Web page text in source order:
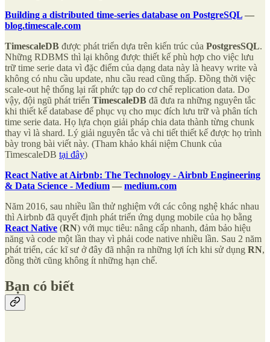
Building a distributed time-series database on PostgreSQL —
blog.timescale.com
TimescaleDB được phát triển dựa trên kiến trúc của PostgresSQL.
Những RDBMS thì lại không được thiết kế phù hợp cho việc lưu
trữ time serie data vì đặc điểm của dạng data này là heavy write và
không có nhu cầu update, nhu cầu read cũng thấp. Đồng thời việc
scale-out hệ thống lại rất phức tạp do cơ chế replication data. Do
vậy, đội ngũ phát triển TimescaleDB đã đưa ra những nguyên tắc
khi thiết kế database để phục vụ cho mục đích lưu trữ và phân tích
time serie data. Họ lựa chọn giải pháp chia data thành từng chunk
thay vì là shard. Lý giải nguyên tắc và chi tiết thiết kế được họ trình
bày trong bài viết này. (Tham khảo khái niệm Chunk của
TimescaleDB tại đây)
React Native at Airbnb: The Technology - Airbnb Engineering
& Data Science - Medium — medium.com
Năm 2016, sau nhiều lần thử nghiệm với các công nghệ khác nhau
thì Airbnb đã quyết định phát triển ứng dụng mobile của họ bằng
React Native (RN) với mục tiêu: nâng cấp nhanh, đảm bảo hiệu
năng và code một lần thay vì phải code native nhiều lần. Sau 2 năm
phát triển, các kĩ sư ở đây đã nhận ra những lợi ích khi sử dụng RN,
đồng thời cũng không ít những hạn chế.
Bạn có biết